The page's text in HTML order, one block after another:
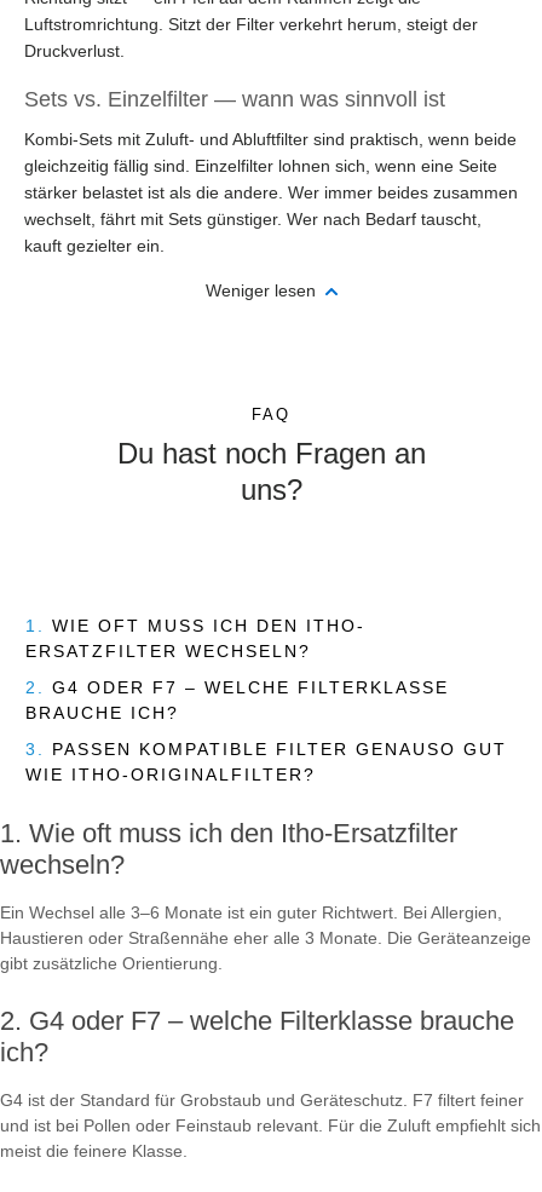
Luftstromrichtung. Sitzt der Filter verkehrt herum, steigt der
Druckverlust.
Sets vs. Einzelfilter — wann was sinnvoll ist
Kombi-Sets mit Zuluft- und Abluftfilter sind praktisch, wenn beide
gleichzeitig fällig sind. Einzelfilter lohnen sich, wenn eine Seite
stärker belastet ist als die andere. Wer immer beides zusammen
wechselt, fährt mit Sets günstiger. Wer nach Bedarf tauscht,
kauft gezielter ein.
Weniger lesen
FAQ
Du hast noch Fragen an
uns?
1. WIE OFT MUSS ICH DEN ITHO-
ERSATZFILTER WECHSELN?
2. G4 ODER F7 – WELCHE FILTERKLASSE
BRAUCHE ICH?
3. PASSEN KOMPATIBLE FILTER GENAUSO GUT
WIE ITHO-ORIGINALFILTER?
Wie oft muss ich den Itho-Ersatzfilter
wechseln?
Ein Wechsel alle 3–6 Monate ist ein guter Richtwert. Bei Allergien,
Haustieren oder Straßennähe eher alle 3 Monate. Die Geräteanzeige
gibt zusätzliche Orientierung.
G4 oder F7 – welche Filterklasse brauche
ich?
G4 ist der Standard für Grobstaub und Geräteschutz. F7 filtert feiner
und ist bei Pollen oder Feinstaub relevant. Für die Zuluft empfiehlt sich
meist die feinere Klasse.